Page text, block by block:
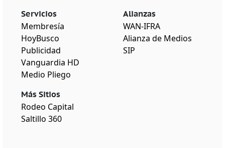
Servicios
Membresía
HoyBusco
Publicidad
Vanguardia HD
Medio Pliego
Más Sitios
Rodeo Capital
Saltillo 360
Alianzas
WAN-IFRA
Alianza de Medios
SIP